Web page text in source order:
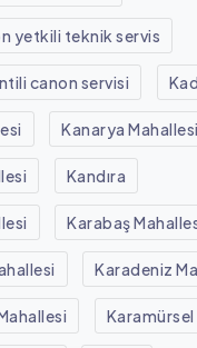
yetkili teknik servis
canon servisi
Kanarya Mahallesi
Kandıra
Karabaş
Karadeniz
Karamürsel